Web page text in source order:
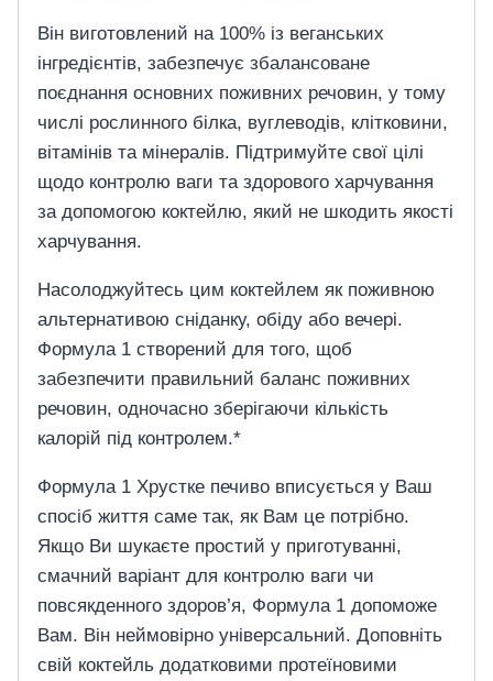
Він виготовлений ​​на 100% із веганських
інгредієнтів, забезпечує збалансоване
поєднання основних поживних речовин, у тому
числі рослинного білка, вуглеводів, клітковини,
вітамінів та мінералів. Підтримуйте свої цілі
щодо контролю ваги та здорового харчування
за допомогою коктейлю, який не шкодить якості
харчування.
Насолоджуйтесь цим коктейлем як поживною
альтернативою сніданку, обіду або вечері.
Формула 1 створений для того, щоб
забезпечити правильний баланс поживних
речовин, одночасно зберігаючи кількість
калорій під контролем.*
Формула 1 Хрустке печиво вписується у Ваш
спосіб життя саме так, як Вам це потрібно.
Якщо Ви шукаєте простий у приготуванні,
смачний варіант для контролю ваги чи
повсякденного здоров’я, Формула 1 допоможе
Вам. Він неймовірно універсальний. Доповніть
свій коктейль додатковими протеїновими